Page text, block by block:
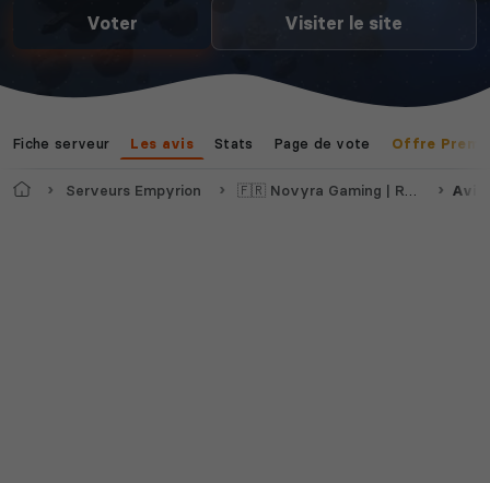
Voir tous les
jeux disponibles
Voter Visiter le site
Fiche serveur Les avis Stats Page de vote Offre
AccueilServeurs Empyrion 🇫🇷 Novyra Gaming | Reforged Eden 1 | PvE | Économie | Events Avis